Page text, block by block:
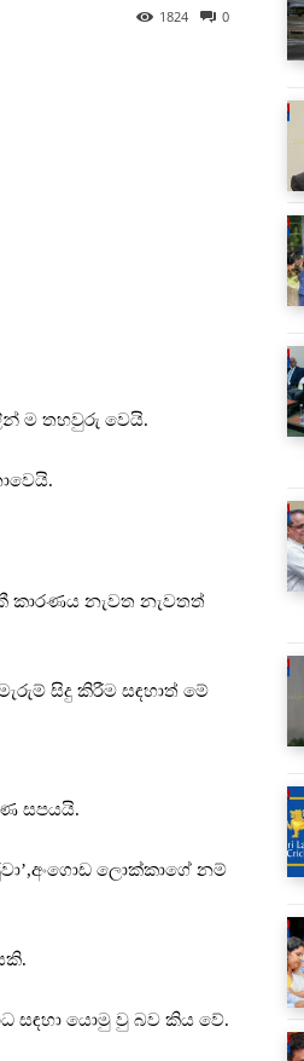
0
1824
ම තහවුරු වෙයි.
කාරණය නැවත නැවතත්
සිදු කිරීම සඳහාත් මේ
සපයයි.
ලොක්කාගේ නම්
සඳහා යොමු වු බව කිය වේ.